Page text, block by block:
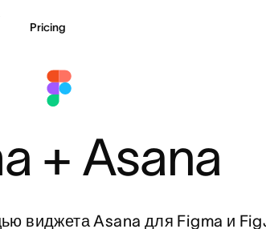
Pricing
+ Asana
виджета Asana для Figma и